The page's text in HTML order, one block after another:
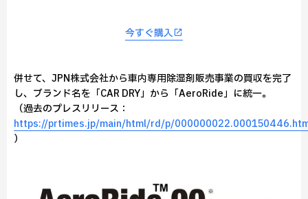
今すぐ購入
併せて、JPN株式会社から車内専用除湿剤販売事業の買収を完了
し、ブランド名を「CAR DRY」から「AeroRide」に統一。
（過去のプレスリリース：
https://prtimes.jp/main/html/rd/p/
）